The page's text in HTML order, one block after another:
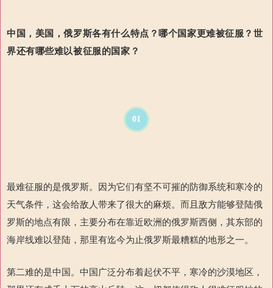
中国，美国，俄罗斯各有什么特点？哪个国家更难被征服？世
界还有哪些难以被征服的国家？
01
最难征服的是俄罗斯。因为它们有坚不可摧的防御系统和寒冷的
天气条件，这会给敌人带来了很大的麻烦。而且敌方能够登陆俄
罗斯的地点有限，主要分布在靠近欧洲的俄罗斯西侧，其东部的
海岸线难以登陆，那里有迄今为止俄罗斯最糟糕的地形之一。
第二难的是中国。中国广泛分布着起伏不平，寒冷的沙漠地区，